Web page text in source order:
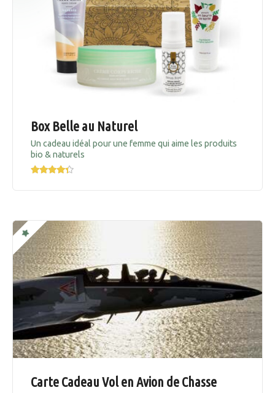
Box Belle au Naturel
Un cadeau idéal pour une femme qui aime les produits
bio & naturels
Carte Cadeau Vol en Avion de Chasse